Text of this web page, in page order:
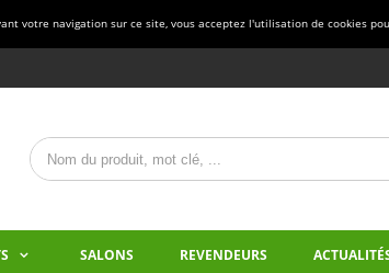
votre navigation sur ce site, vous acceptez l'utilisation de cookies
SALONS REVENDEURS